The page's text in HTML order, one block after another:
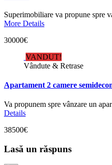
Superimobiliare va propune spre
More Details
30000€
VANDUT!
Vândute & Retrase
Apartament 2 camere
Va propunem spre vânzare un
Details
38500€
Lasă un răspuns